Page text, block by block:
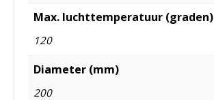
Max. luchttemperatuur (graden)
120
Diameter (mm)
200